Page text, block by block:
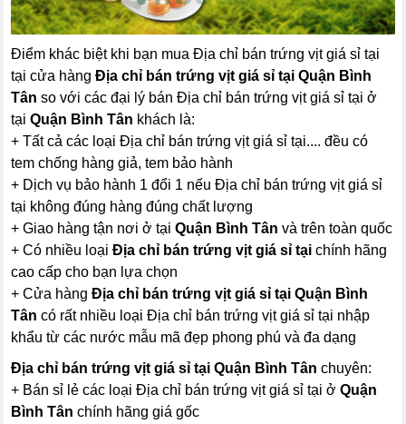
Điểm khác biệt khi bạn mua Địa chỉ bán trứng vịt giá sỉ tại
tại cửa hàngĐịa chỉ bán trứng vịt giá sỉ tại Quận Bình
Tân so với các đại lý bán Địa chỉ bán trứng vịt giá sỉ tại ở
tạiQuận Bình Tân khách là:
+ Tất cả các loại Địa chỉ bán trứng vịt giá sỉ tại.... đều có
tem chống hàng giả, tem bảo hành
+ Dịch vụ bảo hành 1 đổi 1 nếu Địa chỉ bán trứng vịt giá sỉ
tại không đúng hàng đúng chất lượng
+ Giao hàng tận nơi ở tạiQuận Bình Tân và trên toàn quốc
+ Có nhiều loạiĐịa chỉ bán trứng vịt giá sỉ tại chính hãng
cao cấp cho bạn lựa chọn
+ Cửa hàngĐịa chỉ bán trứng vịt giá sỉ tại Quận Bình
Tân có rất nhiều loại Địa chỉ bán trứng vịt giá sỉ tại nhập
khẩu từ các nước mẫu mã đẹp phong phú và đa dạng
Địa chỉ bán trứng vịt giá sỉ tại Quận Bình Tânchuyên:
+ Bán sỉ lẻ các loại Địa chỉ bán trứng vịt giá sỉ tại ởQuận
Bình Tân chính hãng giá gốc